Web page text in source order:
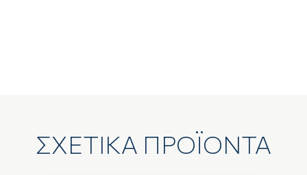
ΣΧΕΤΙΚΑ ΠΡΟΪΟΝΤΑ